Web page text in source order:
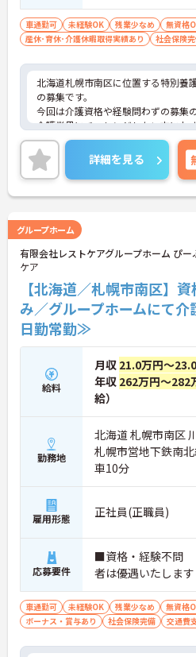
車通勤可 未経験OK 残業少なめ
無資格
産休･育休･介護休暇取得実績あり
社会保険
北海道札幌市南区に位置する特別養
の募集です。
今回は介護資格や経験問わずの募集
介護業界にチャレンジしたい方にお
ご興味のある方は、ご面接のポイン
すので、お気軽にお問い合わせくだ
詳細を見る
グループホーム
有限会社レストケアグループホーム ぴー
ケア
【北海道／札幌市南区】
み／グループホームにて
日勤常勤≫
給料
月収 21.0万円～
年収 262万円～282
給）
勤務地
北海道 札幌市南区
札幌市営地下鉄南
車10分
雇用形態 正社員(正職員)
応募要件
■資格・経験不問
者は優遇いたします
車通勤可 未経験OK 残業少なめ 無資格
ボーナス・賞与あり
社会保険完備 交通費